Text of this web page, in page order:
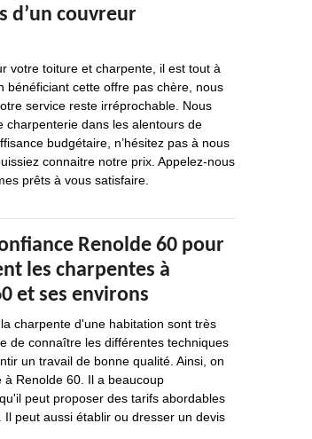
d’un couvreur
votre toiture et charpente, il est tout à
bénéficiant cette offre pas chère, nous
service reste irréprochable. Nous
charpenterie dans les alentours de
budgétaire, n’hésitez pas à nous
connaitre notre prix. Appelez-nous
prêts à vous satisfaire.
Renolde 60 pour
les charpentes à
et ses environs
charpente d'une habitation sont très
de connaître les différentes techniques
un travail de bonne qualité. Ainsi, on
Renolde 60. Il a beaucoup
peut proposer des tarifs abordables
peut aussi établir ou dresser un devis